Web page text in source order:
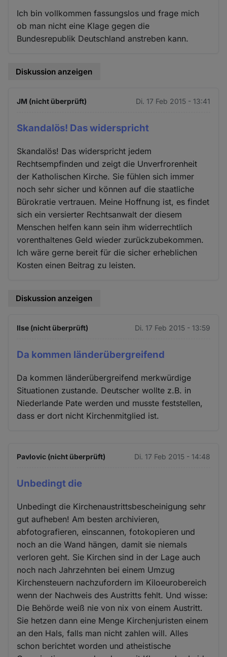
Ich bin vollkommen fassungslos und frage mich
ob man nicht eine Klage gegen die
Bundesrepublik Deutschland anstreben kann.
Diskussion anzeigen
JM (nicht überprüft) Di. 17 Feb 2015 - 13:41
Skandalös! Das widerspricht
Skandalös! Das widerspricht jedem
Rechtsempfinden und zeigt die Unverfrorenheit
der Katholischen Kirche. Sie fühlen sich immer
noch sehr sicher und können auf die staatliche
Bürokratie vertrauen. Meine Hoffnung ist, es findet
sich ein versierter Rechtsanwalt der diesem
Menschen helfen kann sein ihm widerrechtlich
vorenthaltenes Geld wieder zurückzubekommen.
Ich wäre gerne bereit für die sicher erheblichen
Kosten einen Beitrag zu leisten.
Diskussion anzeigen
Ilse (nicht überprüft) Di. 17 Feb 2015 - 13:59
Da kommen länderübergreifend
Da kommen länderübergreifend merkwürdige
Situationen zustande. Deutscher wollte z.B. in
Niederlande Pate werden und musste feststellen,
dass er dort nicht Kirchenmitglied ist.
Pavlovic (nicht überprüft) Di. 17 Feb 2015 - 14:48
Unbedingt die
Unbedingt die Kirchenaustrittsbescheinigung sehr
gut aufheben! Am besten archivieren,
abfotografieren, einscannen, fotokopieren und
noch an die Wand hängen, damit sie niemals
verloren geht. Sie Kirchen sind in der Lage auch
noch nach Jahrzehnten bei einem Umzug
Kirchensteuern nachzufordern im Kiloeurobereich
wenn der Nachweis des Austritts fehlt. Und wisse:
Die Behörde weiß nie von nix von einem Austritt.
Sie hetzen dann eine Menge Kirchenjuristen einem
an den Hals, falls man nicht zahlen will. Alles
schon berichtet worden und atheistische